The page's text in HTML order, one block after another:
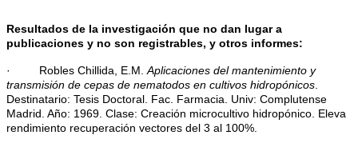
Resultados de la investigación que no dan lugar a
publicaciones y no son registrables, y otros informes:
· Robles Chillida, E.M. Aplicaciones del mantenimiento y
transmisión de cepas de nematodos en cultivos hidropónicos
Destinatario: Tesis Doctoral. Fac. Farmacia. Univ: Complutense
Madrid. Año: 1969. Clase: Creación microcultivo hidropónico. Eleva
rendimiento recuperación vectores del 3 al 100%.